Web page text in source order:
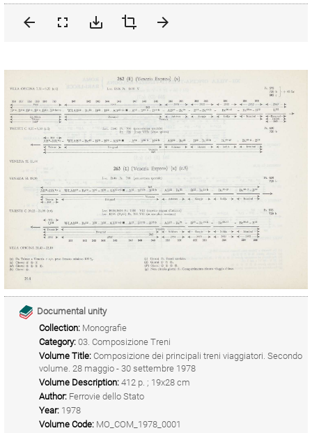
Documental unity
Collection: Monografie
Category: 03. Composizione Treni
Volume Title: Composizione dei principali treni viaggiatori. Secondo
volume. 28 maggio - 30 settembre 1978
Volume Description: 412 p. ; 19x28 cm
Author: Ferrovie dello Stato
Year: 1978
Volume Code: MO_COM_1978_0001